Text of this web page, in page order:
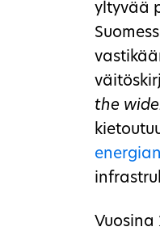
yltyvää
the
Vuosina